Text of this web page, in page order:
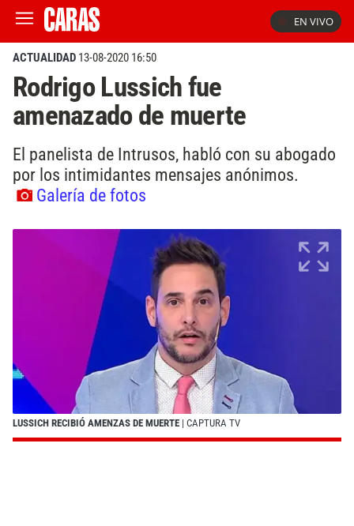
EN VIVO
ACTUALIDAD 13-08-2020 16:50
Rodrigo Lussich fue
amenazado de muerte
El panelista de Intrusos, habló con su abogado
por los intimidantes mensajes anónimos.
Galería de fotos
LUSSICH RECIBIÓ AMENZAS DE MUERTE | CAPTURA TV